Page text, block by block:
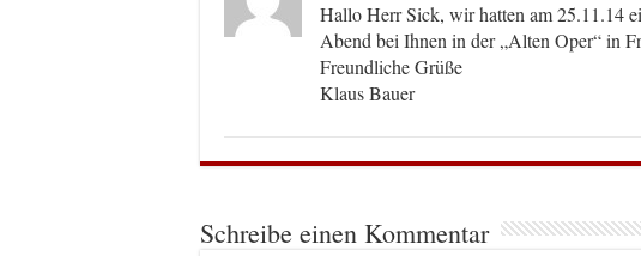
Hallo Herr Sick, wir hatten am 25.11.14
Abend bei Ihnen in der „Alten Oper“ in
Freundliche Grüße
Klaus Bauer
Schreibe einen Kommentar